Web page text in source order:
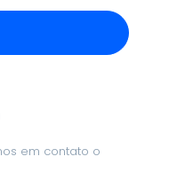
em contato o